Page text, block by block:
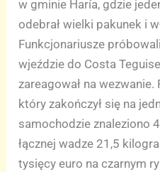
w gminie Haría, gdzie
odebrał wielki pakunek i
Funkcjonariusze
wjeździe do Costa
zareagował na wezwanie.
który zakończył się na
samochodzie znaleziono
łącznej wadze 21,5
tysięcy euro na czarnym